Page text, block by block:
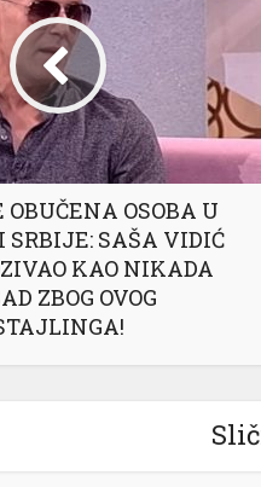
OBUČENA OSOBA U
SRBIJE: SAŠA VIDIĆ
KAO NIKADA
ZBOG OVOG